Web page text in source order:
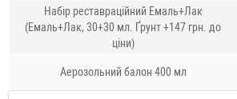
Набір реставраційний Емаль+Лак
(Емаль+Лак, 30+30 мл. Ґрунт +147 грн. до
ціни)
Аерозольний балон 400 мл